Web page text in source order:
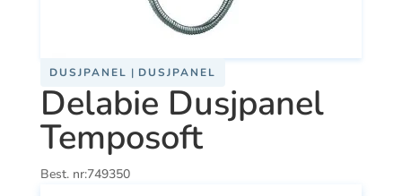
DUSJPANEL | DUSJPANEL
Delabie Dusjpanel
Temposoft
Best. nr:749350